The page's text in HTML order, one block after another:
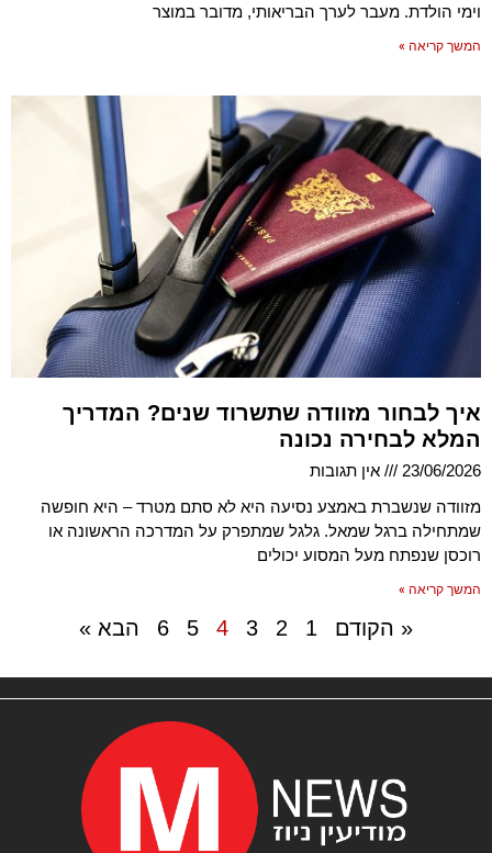
וימי הולדת. מעבר לערך הבריאותי, מדובר במוצר
המשך קריאה »
איך לבחור מזוודה שתשרוד שנים? המדריך
המלא לבחירה נכונה
23/06/2026
אין תגובות
מזוודה שנשברת באמצע נסיעה היא לא סתם מטרד – היא חופשה
שמתחילה ברגל שמאל. גלגל שמתפרק על המדרכה הראשונה או
רוכסן שנפתח מעל המסוע יכולים
המשך קריאה »
« הקודם 1
2
3
4
5
6 הבא »